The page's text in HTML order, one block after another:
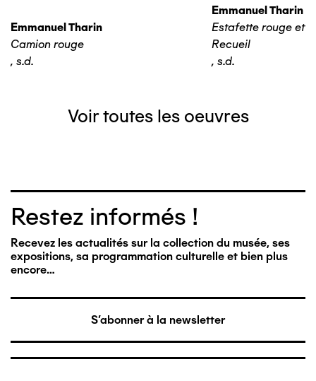
Emmanuel Tharin
Camion rouge
, s.d.
Emmanuel Tharin
Estafette rouge et
Recueil
, s.d.
Voir toutes les oeuvres
Restez informés !
Recevez les actualités sur la collection du musée, ses
expositions, sa programmation culturelle et bien plus
encore…
S'abonner à la newsletter